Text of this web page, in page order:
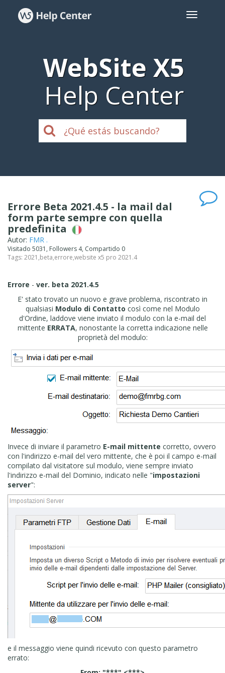
WebSite X5
Help Center
Errore Beta 2021.4.5 - la mail dal
form parte sempre con quella
predefinita
Autor: FMR .
Visitado 5031, Followers 4, Compartido 0
Tags: 2021 ,beta,errore,website x5 pro 2021.4
Errore - ver. beta 2021.4.5
E' stato trovato un nuovo e grave problema, riscontrato in
qualsiasi Modulo di Contatto così come nel Modulo
d'Ordine, laddove viene inviato il modulo con la e-mail del
mittente ERRATA, nonostante la corretta indicazione nelle
proprietà del modulo:
Invece di inviare il parametro E-mail mittente corretto, ovvero
con l'indirizzo e-mail del vero mittente, che è poi il campo e-mail
compilato dal visitatore sul modulo, viene sempre inviato
l'indirizzo e-mail del Dominio, indicato nelle "impostazioni
server":
e il messaggio viene quindi ricevuto con questo parametro
errato: